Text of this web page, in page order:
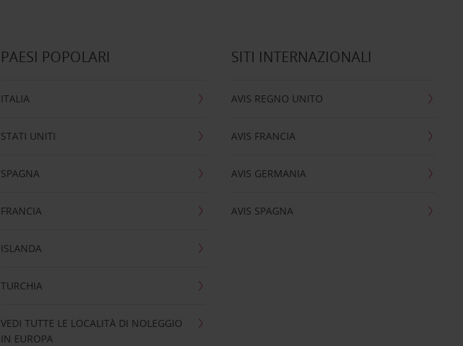
PAESI POPOLARI
ITALIA
STATI UNITI
SPAGNA
FRANCIA
ISLANDA
TURCHIA
VEDI TUTTE LE LOCALITÀ DI NOLEGGIO
IN EUROPA
SITI INTERNAZIONALI
AVIS REGNO UNITO
AVIS FRANCIA
AVIS GERMANIA
AVIS SPAGNA